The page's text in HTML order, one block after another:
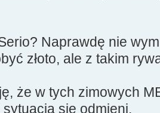
Naprawdę nie
złoto, ale z takim
że w tych zimowych
się odmieni.